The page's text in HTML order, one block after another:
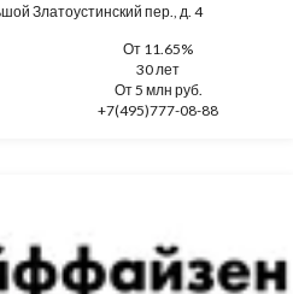
Златоустинский пер., д. 4
От 11.65%
30 лет
От 5 млн руб.
+7(495)777-08-88